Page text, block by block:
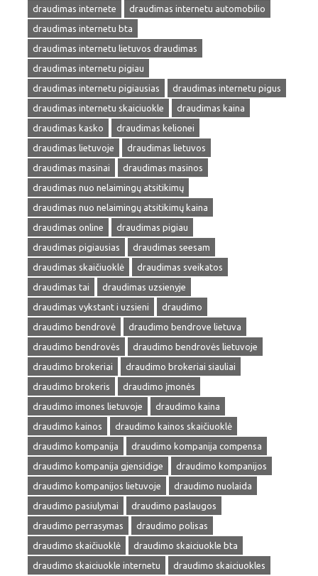
draudimas internete
draudimas internetu automobilio
draudimas internetu bta
draudimas internetu lietuvos draudimas
draudimas internetu pigiau
draudimas internetu pigiausias
draudimas internetu pigus
draudimas internetu skaiciuokle
draudimas kaina
draudimas kasko
draudimas kelionei
draudimas lietuvoje
draudimas lietuvos
draudimas masinai
draudimas masinos
draudimas nuo nelaimingų atsitikimų
draudimas nuo nelaimingų atsitikimų kaina
draudimas online
draudimas pigiau
draudimas pigiausias
draudimas seesam
draudimas skaičiuoklė
draudimas sveikatos
draudimas tai
draudimas uzsienyje
draudimas vykstant i uzsieni
draudimo
draudimo bendrovė
draudimo bendrove lietuva
draudimo bendrovės
draudimo bendrovės lietuvoje
draudimo brokeriai
draudimo brokeriai siauliai
draudimo brokeris
draudimo įmonės
draudimo imones lietuvoje
draudimo kaina
draudimo kainos
draudimo kainos skaičiuoklė
draudimo kompanija
draudimo kompanija compensa
draudimo kompanija gjensidige
draudimo kompanijos
draudimo kompanijos lietuvoje
draudimo nuolaida
draudimo pasiulymai
draudimo paslaugos
draudimo perrasymas
draudimo polisas
draudimo skaičiuoklė
draudimo skaiciuokle bta
draudimo skaiciuokle internetu
draudimo skaiciuokles